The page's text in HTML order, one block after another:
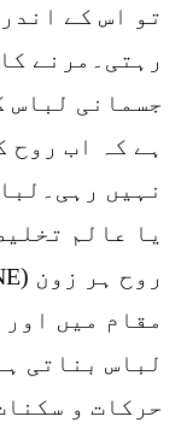
تو اس کے
رہتی۔مرنے
جسمانی لباس
ہے کہ اب روح
نہیں
یا عالم
مقام میں
لباس بناتی
حرکات و